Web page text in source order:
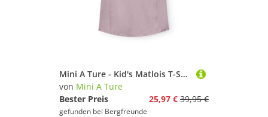
Mini A Ture - Kid's Matlois T-Shirt - Funktionsshirt Gr 158 - 13 Years lila
von Mini A Ture
Bester Preis
25,97 € 39,95 €
gefunden bei Bergfreunde